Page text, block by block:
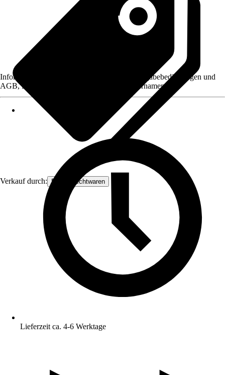
Verkauf durch: Frank Flechtwaren
Informationen des Verkäufers, wie z. B. Rückgabebedingungen und
AGB, finden Sie bei Klick auf den Verkäufernamen.
Lieferzeit ca. 4-6 Werktage